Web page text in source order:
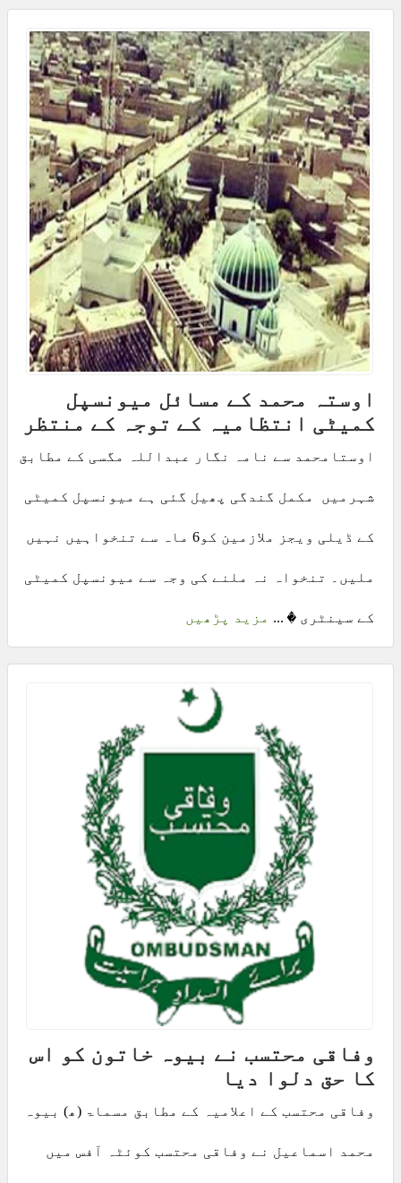
اوستہ محمد کے مسائل میونسپل
کمیٹی انتظامیہ کے توجہ کے منتظر
اوستامحمد سے نامہ نگار عبداللہ مگسی کے مطابق
شہرمیں مکمل گندگی پھیل گئی ہے میونسپل کمیٹی
کے ڈیلی ویجز ملازمین کو6 ماہ سے تنخواہیں نہیں
ملیں۔ تنخواہ نہ ملنے کی وجہ سے میونسپل کمیٹی
کے سینٹری � ... مزید پڑھیں
وفاقی محتسب نے بیوہ خاتون کو اس
کا حق دلوا دیا
وفاقی محتسب کے اعلامیہ کے مطابق مسماۃ (ھ) بیوہ
محمد اسماعیل نے وفاقی محتسب کوئٹہ آفس میں